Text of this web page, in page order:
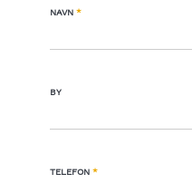
NAVN *
BY
TELEFON *